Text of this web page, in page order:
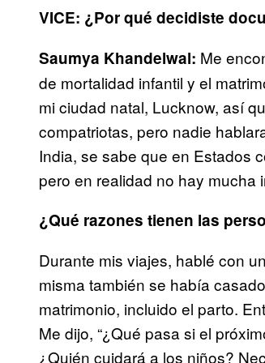
VICE: ¿Por qué decidiste
Saumya Khandelwal: Me
de mortalidad infantil y el
mi ciudad natal, Lucknow, así
compatriotas, pero nadie
India, se sabe que en Estados
pero en realidad no hay mucha
¿Qué razones tienen las
Durante mis viajes, hablé con
misma también se había
matrimonio, incluido el parto.
Me dijo, “¿Qué pasa si el
¿Quién cuidará a los niños?